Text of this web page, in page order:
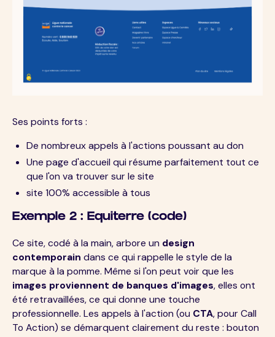
Ses points forts :
De nombreux appels à l'actions poussant au don
Une page d'accueil qui résume parfaitement tout ce
que l'on va trouver sur le site
site 100% accessible à tous
Exemple 2 : Equiterre (code)
Ce site, codé à la main, arbore un design
contemporain dans ce qui rappelle le style de la
marque à la pomme. Même si l'on peut voir que les
images proviennent de banques d'images, elles ont
été retravaillées, ce qui donne une touche
professionnelle. Les appels à l'action (ou CTA, pour Call
To Action) se démarquent clairement du reste : bouton